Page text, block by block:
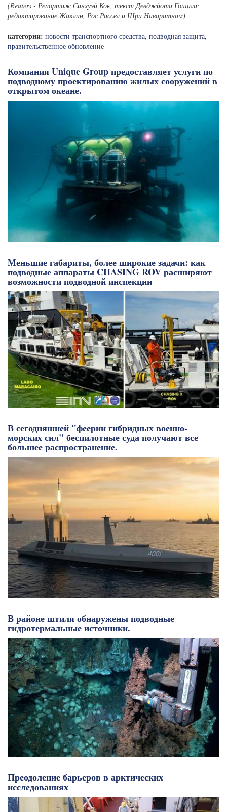
(Reuters - Репортаж Синхуэй Кок, текст Девджйота Гошала;
редактирование Жаклин, Рос Рассел и Шри Наваратнам)
категории: новости транспортного средства, подводная защита,
правительственное обновление
Компания Unique Group предоставляет услуги по
подводному проектированию жилых сооружений в
открытом океане.
Меньшие габариты, более широкие задачи: как
подводные аппараты CHASING ROV расширяют
возможности подводной инспекции
В сегодняшней "феерии гибридных военно-
морских сил" беспилотные суда получают все
большее распространение.
В районе штиля обнаружены подводные
гидротермальные источники.
Преодоление барьеров в арктических
исследованиях